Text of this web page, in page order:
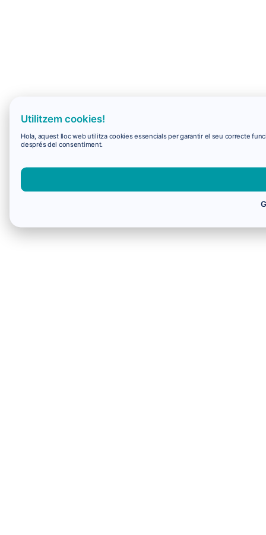
Utilitzem cookies!
Hola, aquest lloc web utilitza cookies essencials per garantir el seu correcte
després del consentiment.